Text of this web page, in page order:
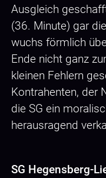
Ausgleich
(36. Minute) gar
wuchs förmlich
Ende nicht ganz
kleinen Fehlern
Kontrahenten, der
die SG ein
herausragend
SG Hegensberg-